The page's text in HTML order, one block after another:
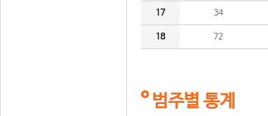
17 34
18 72
범주별 통계